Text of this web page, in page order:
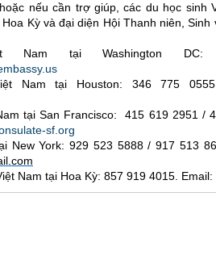
nếu cần trợ giúp, các du học sinh
Kỳ và đại diện Hội Thanh niên,
tại Washington
Nam tại Houston: 346 775
tại San Francisco: 415 619 2951 /
sf.org
New York: 929 523 5888 / 917 513
Nam tại Hoa Kỳ: 857 919 4015. Email: